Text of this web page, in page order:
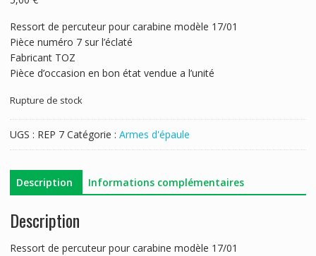
Ressort de percuteur pour carabine modèle 17/01
Pièce numéro 7 sur l’éclaté
Fabricant TOZ
Pièce d’occasion en bon état vendue a l’unité
Rupture de stock
UGS : REP 7 Catégorie : Armes d'épaule
Description Informations complémentaires
Description
Ressort de percuteur pour carabine modèle 17/01